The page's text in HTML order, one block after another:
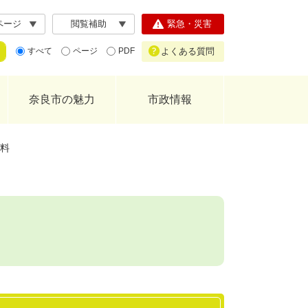
ージ 閲覧補助
すべて ページ PDF
緊急・災害
よくある質問
奈良市の魅力 市政情報